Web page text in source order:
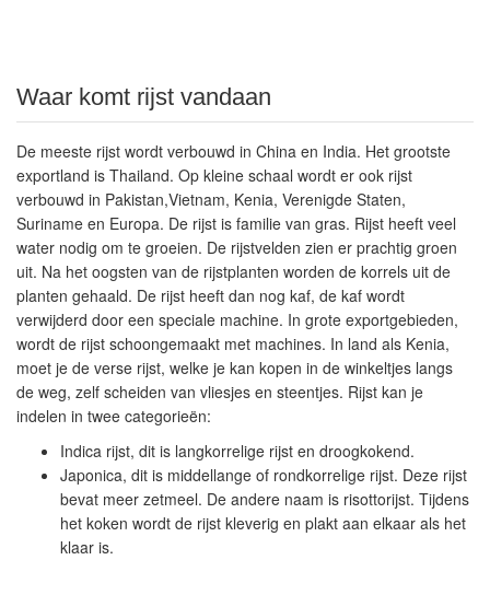
Waar komt rijst vandaan
De meeste rijst wordt verbouwd in China en India. Het grootste
exportland is Thailand. Op kleine schaal wordt er ook rijst
verbouwd in Pakistan,Vietnam, Kenia, Verenigde Staten,
Suriname en Europa. De rijst is familie van gras. Rijst heeft veel
water nodig om te groeien. De rijstvelden zien er prachtig groen
uit. Na het oogsten van de rijstplanten worden de korrels uit de
planten gehaald. De rijst heeft dan nog kaf, de kaf wordt
verwijderd door een speciale machine. In grote exportgebieden,
wordt de rijst schoongemaakt met machines. In land als Kenia,
moet je de verse rijst, welke je kan kopen in de winkeltjes langs
de weg, zelf scheiden van vliesjes en steentjes. Rijst kan je
indelen in twee categorieën:
Indica rijst, dit is langkorrelige rijst en droogkokend.
Japonica, dit is middellange of rondkorrelige rijst. Deze rijst
bevat meer zetmeel. De andere naam is risottorijst. Tijdens
het koken wordt de rijst kleverig en plakt aan elkaar als het
klaar is.